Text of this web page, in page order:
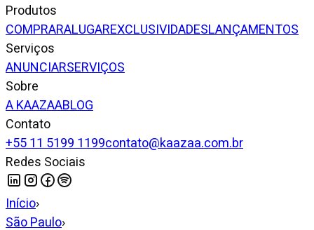
Produtos
COMPRARALUGAREXCLUSIVIDADESLANÇAMENTOS
Serviços
ANUNCIARSERVIÇOS
Sobre
A KAAZAABLOG
Contato
+55 11 5199 1199contato@kaazaa.com.br
Redes Sociais
Início›
São Paulo›